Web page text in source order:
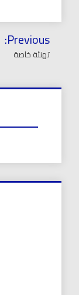
تصفّح
المقالات
Previous:
تهنئة خاصة